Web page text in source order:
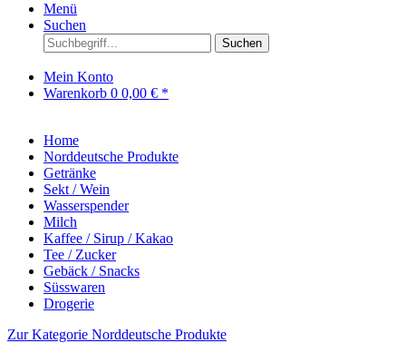
Menü
Suchen
Suchen
Mein Konto
Warenkorb 0 0,00 € *
Home
Norddeutsche Produkte
Getränke
Sekt / Wein
Wasserspender
Milch
Kaffee / Sirup / Kakao
Tee / Zucker
Gebäck / Snacks
Süsswaren
Drogerie
Zur Kategorie Norddeutsche Produkte